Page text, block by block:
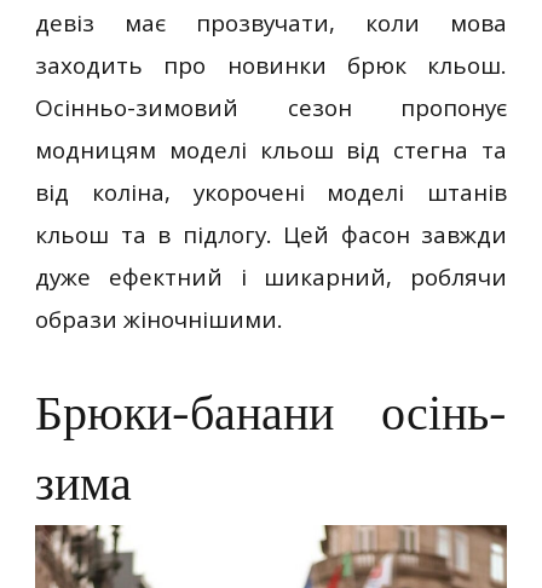
девіз має прозвучати, коли мова
заходить про новинки брюк кльош.
Осінньо-зимовий сезон пропонує
модницям моделі кльош від стегна та
від коліна, укорочені моделі штанів
кльош та в підлогу. Цей фасон завжди
дуже ефектний і шикарний, роблячи
образи жіночнішими.
Брюки-банани осінь-
зима